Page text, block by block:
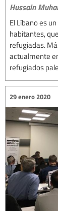
Hussain
El Líbano es
habitantes,
refugiadas.
actualmente
refugiados
29 enero 2020